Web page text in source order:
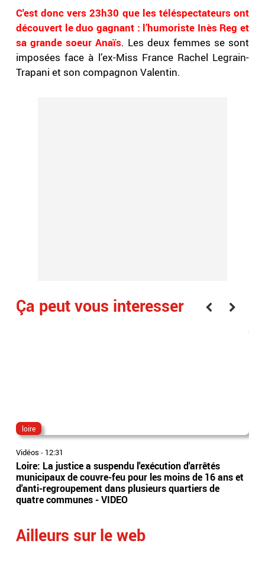
C'est donc vers 23h30 que les téléspectateurs ont
découvert le duo gagnant : l’humoriste Inès Reg et
sa grande soeur Anaïs. Les deux femmes se sont
imposées face à l’ex-Miss France Rachel Legrain-
Trapani et son compagnon Valentin.
Ça peut vous interesser
loire
Vidéos - 12:31
Loire: La justice a suspendu l'exécution d'arrêtés
municipaux de couvre-feu pour les moins de 16 ans et
d'anti-regroupement dans plusieurs quartiers de
quatre communes - VIDEO
Ailleurs sur le web